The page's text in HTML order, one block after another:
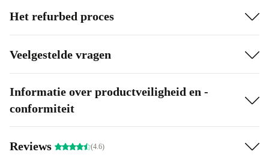
Het refurbed proces
Veelgestelde vragen
Informatie over productveiligheid en -
conformiteit
Reviews (4.6)